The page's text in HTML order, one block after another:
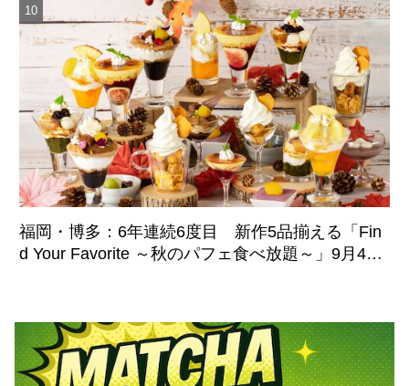
福岡・博多：6年連続6度目 新作5品揃える「Fin
d Your Favorite ～秋のパフェ食べ放題～」9月4日